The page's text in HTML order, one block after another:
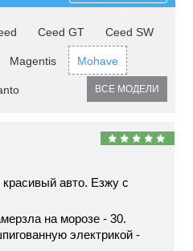
Ceed GT Ceed SW
Magentis Mohave
ВСЕ МОДЕЛИ
авто. Езжу с
на морозе - 30.
электрикой -